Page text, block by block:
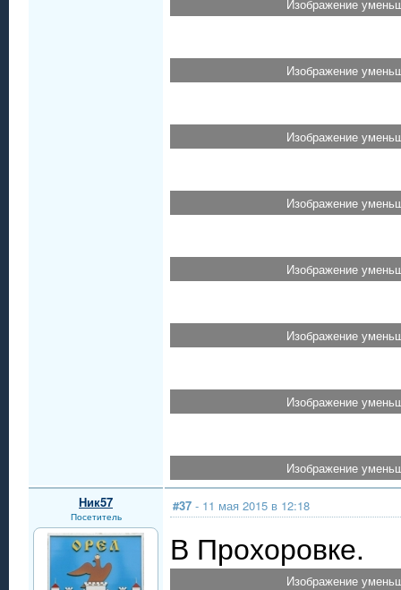
Изображение
Изображение
Изображение
Изображение
Изображение
Изображение
Изображение
Изображение
Ник57
Посетитель
#37 - 11 мая 2015 в 12:18
В Прохоровке.
Изображение